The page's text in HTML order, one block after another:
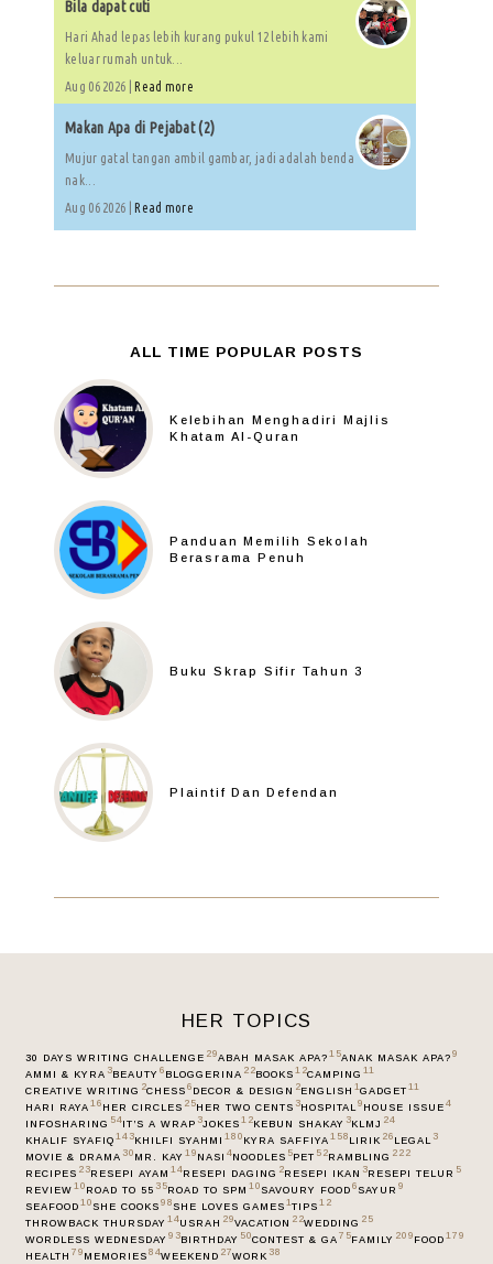
Bila dapat cuti
Hari Ahad lepas lebih kurang pukul 12 lebih kami
keluar rumah untuk...
Aug 06 2026 | Read more
Makan Apa di Pejabat (2)
Mujur gatal tangan ambil gambar, jadi adalah benda
nak...
Aug 06 2026 | Read more
ALL TIME POPULAR POSTS
Kelebihan Menghadiri Majlis
Khatam Al-Quran
Panduan Memilih Sekolah
Berasrama Penuh
Buku Skrap Sifir Tahun 3
Plaintif Dan Defendan
HER TOPICS
30 DAYS WRITING CHALLENGE 29ABAH MASAK APA? 15ANAK MASAK APA? 9
AMMI & KYRA 3BEAUTY 6 BLOGGERINA 22BOOKS 12CAMPING 11
CREATIVE WRITING 2CHESS 6 DECOR & DESIGN 2ENGLISH 1GADGET 11
HARI RAYA 16 HER CIRCLES 25HER TWO CENTS 3HOSPITAL9 HOUSE ISSUE 4
INFOSHARING 54IT’S A WRAP 3JOKES 12KEBUN SHAKAY 3KLMJ 24
KHALIF SYAFIQ 143KHILFI SYAHMI 180 KYRA SAFFIYA 158 LIRIK 26 LEGAL3
MOVIE & DRAMA 30 MR. KAY 19 NASI 4NOODLES 5PET 52RAMBLING 222
RECIPES 23RESEPI AYAM 14RESEPI DAGING 2RESEPI IKAN 3RESEPI TELUR 5
REVIEW 10 ROAD TO 55 35ROAD TO SPM 10 SAVOURY FOOD 6 SAYUR 9
SEAFOOD 10 SHE COOKS 98 SHE LOVES GAMES 1TIPS 12
THROWBACK THURSDAY 14USRAH 29VACATION 22WEDDING 25
WORDLESS WEDNESDAY 93BIRTHDAY 50CONTEST & GA 75FAMILY 209 FOOD 179
HEALTH 79 MEMORIES 84WEEKEND 27WORK 38